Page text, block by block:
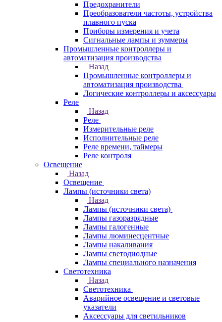
Предохранители
Преобразователи частоты, устройства
плавного пуска
Приборы измерения и учета
Сигнальные лампы и зуммеры
Промышленные контроллеры и
автоматизация производства
Назад
Промышленные контроллеры и
автоматизация производства
Логические контроллеры и аксессуары
Реле
Назад
Реле
Измерительные реле
Исполнительные реле
Реле времени, таймеры
Реле контроля
Освещение
Назад
Освещение
Лампы (источники света)
Назад
Лампы (источники света)
Лампы газоразрядные
Лампы галогенные
Лампы люминесцентные
Лампы накаливания
Лампы светодиодные
Лампы специального назначения
Светотехника
Назад
Светотехника
Аварийное освещение и световые
указатели
Аксессуары для светильников